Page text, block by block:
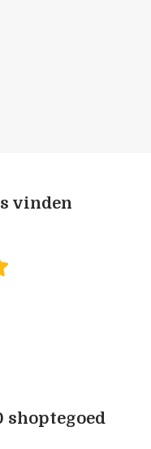
vinden
shoptegoed